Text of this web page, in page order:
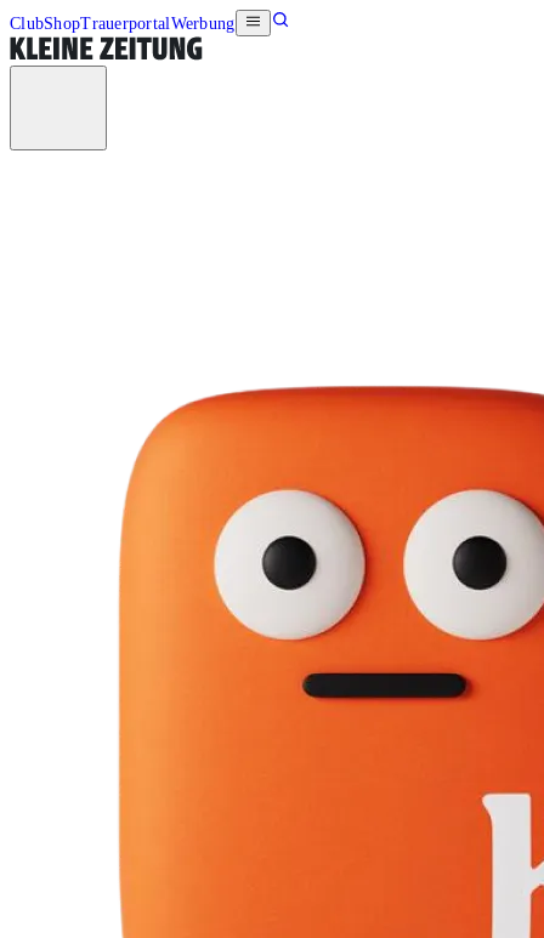
ClubShopTrauerportalWerbung